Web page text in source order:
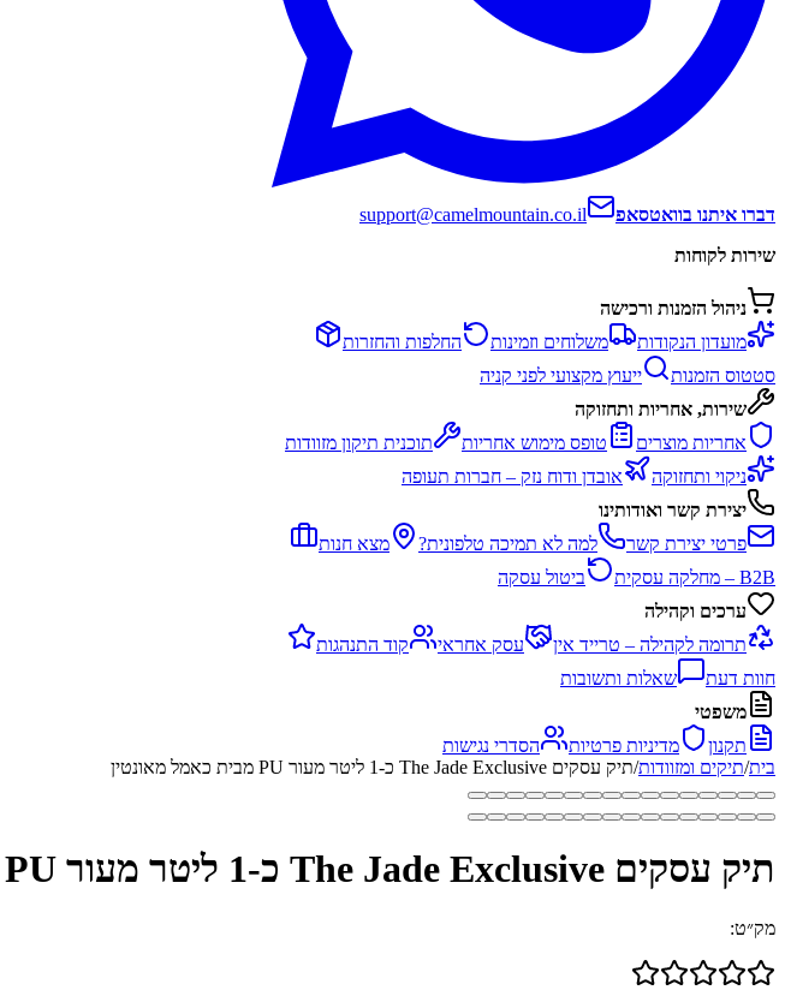
דברו איתנו בוואטסאפ
support@camelmountain.co.il
שירות לקוחות
ניהול הזמנות ורכישה
מועדון הנקודות
משלוחים וזמינות
החלפות והחזרות
סטטוס הזמנות
ייעוץ מקצועי לפני קניה
שירות, אחריות ותחזוקה
אחריות מוצרים
טופס מימוש אחריות
תוכנית תיקון מזוודות
ניקוי ותחזוקה
אובדן ודוח נזק – חברות תעופה
יצירת קשר ואודותינו
פרטי יצירת קשר
למה לא תמיכה טלפונית?
מצא חנות
B2B – מחלקה עסקית
ביטול עסקה
ערכים וקהילה
תרומה לקהילה – טרייד אין
עסק אחראי
קוד התנהגות
חוות דעת
שאלות ותשובות
משפטי
תקנון
מדיניות פרטיות
הסדרי נגישות
בית/תיקים ומזוודות/תיק עסקים The Jade Exclusive כ-1 ליטר מעור PU מבית כאמל מאונטין
תיק עסקים The Jade Exclusive כ-1 ליטר מעור PU מבית כאמל מאונטין
מק״ט: